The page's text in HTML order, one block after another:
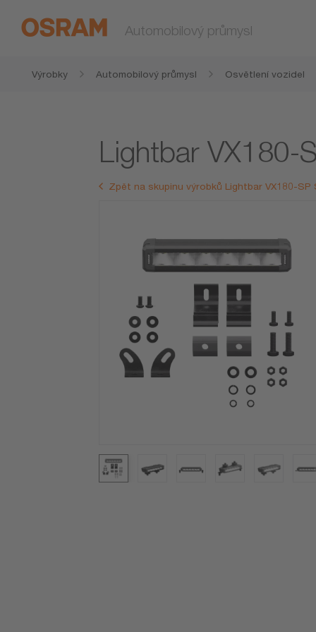
Automobilový průmysl
Výrobky Automobilový průmysl Osvětlení vozidel
Lightbar VX180-
Zpět na skupinu výrobků Lightbar VX180-SP